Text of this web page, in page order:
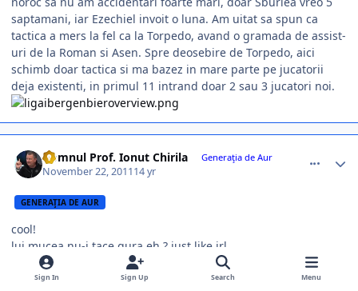
saptamani, iar Ezechiel invoit o luna. Am uitat sa spun ca
tactica a mers la fel ca la Torpedo, avand o gramada de assist-
uri de la Roman si Asen. Spre deosebire de Torpedo, aici
schimb doar tactica si ma bazez in mare parte pe jucatorii
deja existenti, in primul 11 intrand doar 2 sau 3 jucatori noi.
Domnul Prof. Ionut Chirila Generaţia de Aur
November 22, 201114 yr
GENERAŢIA DE AUR
cool!
lui mucea nu-i tace gura eh ? just like irl
Sign In Sign Up Search Menu